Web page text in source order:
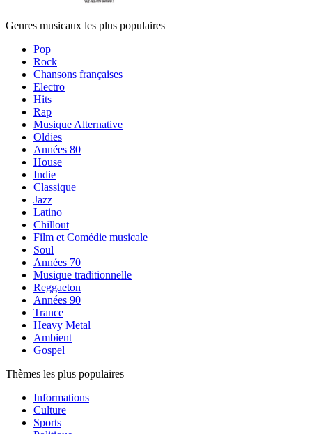
Genres musicaux les plus populaires
Pop
Rock
Chansons françaises
Electro
Hits
Rap
Musique Alternative
Oldies
Années 80
House
Indie
Classique
Jazz
Latino
Chillout
Film et Comédie musicale
Soul
Années 70
Musique traditionnelle
Reggaeton
Années 90
Trance
Heavy Metal
Ambient
Gospel
Thèmes les plus populaires
Informations
Culture
Sports